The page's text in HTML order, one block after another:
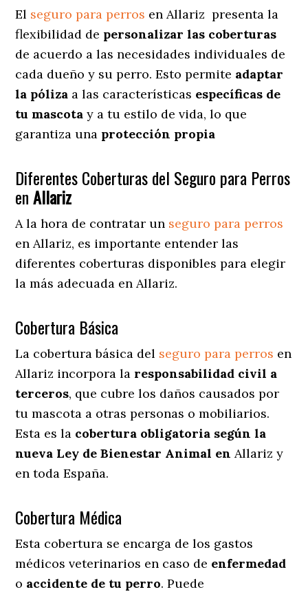
El seguro para perros en Allariz presenta la
flexibilidad de personalizar las coberturas
de acuerdo a las necesidades individuales de
cada dueño y su perro. Esto permite adaptar
la póliza a las características específicas de
tu mascota y a tu estilo de vida, lo que
garantiza una protección propia
Diferentes Coberturas del Seguro para Perros
en Allariz
A la hora de contratar un seguro para perros
en Allariz, es importante entender las
diferentes coberturas disponibles para elegir
la más adecuada en Allariz.
Cobertura Básica
La cobertura básica del seguro para perros en
Allariz incorpora la responsabilidad civil a
terceros, que cubre los daños causados por
tu mascota a otras personas o mobiliarios.
Esta es la cobertura obligatoria según la
nueva Ley de Bienestar Animal en Allariz y
en toda España.
Cobertura Médica
Esta cobertura se encarga de los gastos
médicos veterinarios en caso de enfermedad
o accidente de tu perro. Puede